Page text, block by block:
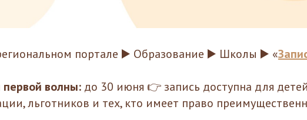
портале ▶️ Образование ▶️ Школы ▶️ «
первой волны: до 30 июня 👉 запись доступна для
льготников и тех, кто имеет право